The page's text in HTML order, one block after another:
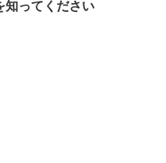
知ってください